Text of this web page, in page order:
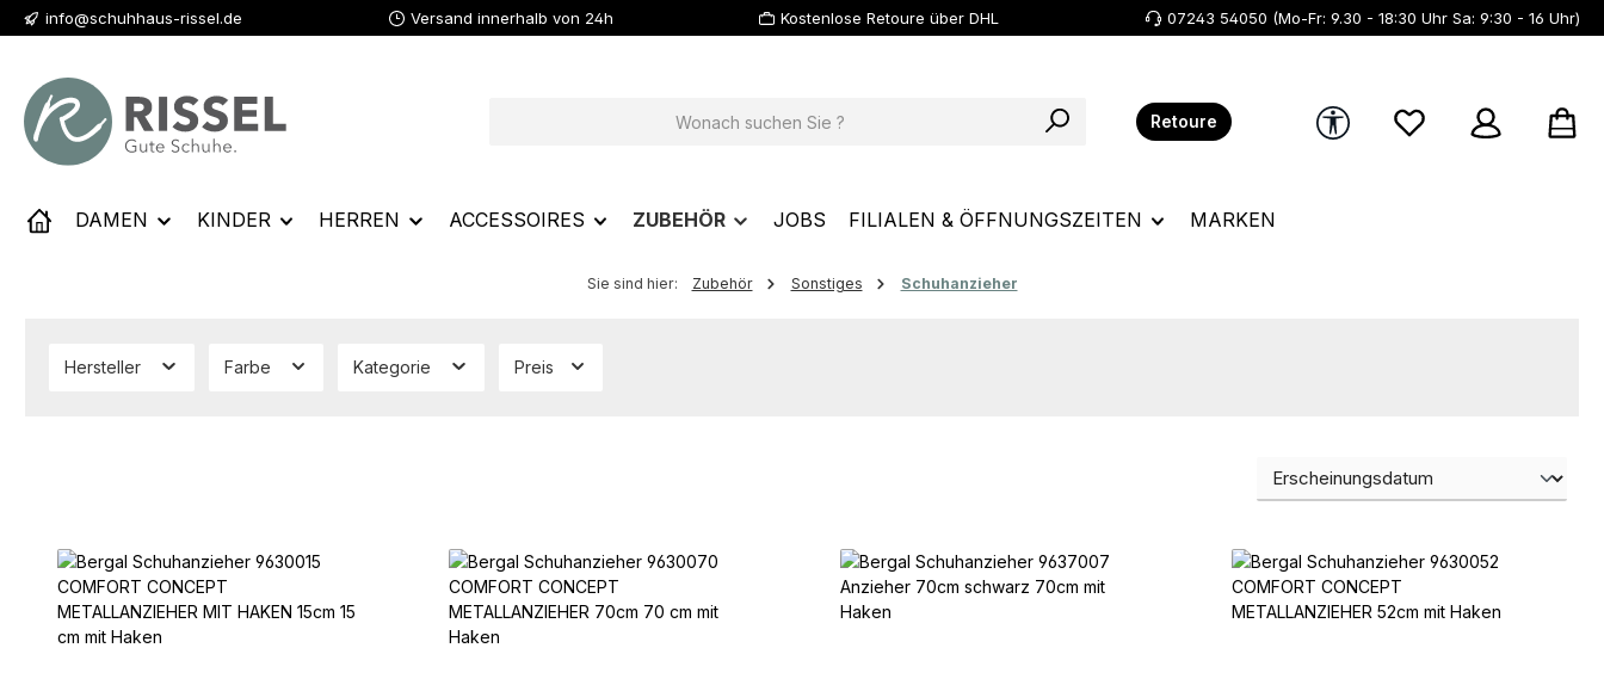
Hauptinhalt springen
Zur Suche springen
Zur Hauptnavigation springen
info@schuhhaus-rissel.de Versand innerhalb von 24h Kostenlose Retoure über DHL 07243 54050 (Mo-Fr: 9.30 - 18:30 Uhr Sa: 9:30 - 16 Uhr)
Retoure Werkzeugleiste anzeigen
Du hast 0 Produkte
DAMEN KINDER HERREN ACCESSOIRES ZUBEHÖR JOBS FILIALEN & ÖFFNUNGSZEITEN MARKEN
Sie sind hier: Zubehör Sonstiges Schuhanzieher
Hersteller Farbe Kategorie Preis